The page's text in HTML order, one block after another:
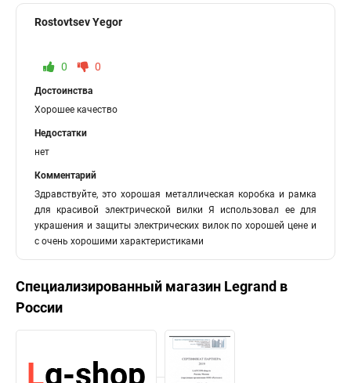
Rostovtsev Yegor
0 0
Достоинства
Хорошее качество
Недостатки
нет
Комментарий
Здравствуйте, это хорошая металлическая коробка и рамка
для красивой электрической вилки Я использовал ее для
украшения и защиты электрических вилок по хорошей цене и
с очень хорошими характеристиками
Специализированный магазин Legrand в
России